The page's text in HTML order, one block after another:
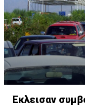
Έκλεισαν